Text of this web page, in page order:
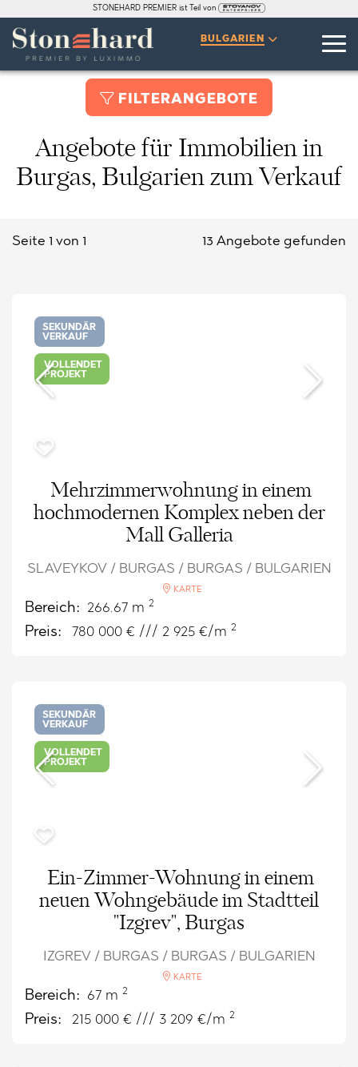
STONEHARD PREMIER ist Teil von
BULGARIEN
FILTERANGEBOTE
Angebote für Immobilien in
Burgas, Bulgarien zum Verkauf
13 Angebote gefunden
Seite 1 von 1
SEKUNDÄR
VERKAUF
VOLLENDET
PROJEKT
Mehrzimmerwohnung in einem
hochmodernen Komplex neben der
Mall Galleria
SLAVEYKOV / BURGAS / BURGAS / BULGARIEN
KARTE
Bereich: 266.67 m 2
Preis: 780 000 € /// 2 925 €/m 2
SEKUNDÄR
VERKAUF
VOLLENDET
PROJEKT
Ein-Zimmer-Wohnung in einem
neuen Wohngebäude im Stadtteil
"Izgrev", Burgas
IZGREV / BURGAS / BURGAS / BULGARIEN
KARTE
Bereich: 67 m 2
Preis: 215 000 € /// 3 209 €/m 2